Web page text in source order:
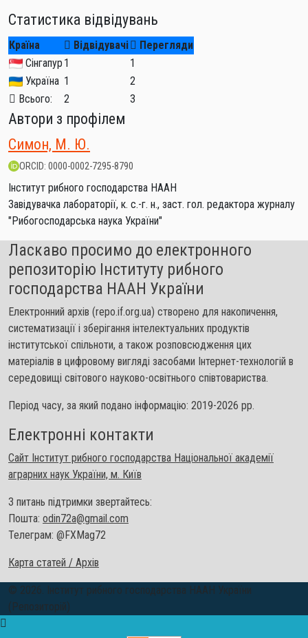
Статистика відвідувань
Країна Відвідувачі
Перегляди
Сінгапур 1
1
Україна 1
2
Всього:
2 3
Автори з профілем
Симон, М. Ю.
ORCID: 0000-0002-7295-8790
Інститут рибного господарства НААН
Завідувачка лабораторії, к. с.-г. н., заст. гол. редактора журналу
"Рибогосподарська наука України"
Ласкаво просимо до електронного
репозиторію Інституту рибного
господарства НААН України
Електронний архів (repo.if.org.ua) створено для накопичення,
систематизації і зберігання інтелектуальних продуктів
інститутської спільноти, а також розповсюдження цих
матеріалів в цифровому вигляді засобами Інтернет-технологій в
середовищі світового науково-освітнього співтовариства.
Період часу, за який подано інформацію: 2019-2026 рр.
Електронні контакти
Сайт Інститут рибного господарства Національної академії
аграрних наук України, м. Київ
З питань підтримки звертайтесь:
Пошта: odin72a@gmail.com
Телеграм: @FXMag72
Карта статей / Архів
© 2026. Інститут рибного господарства НААН України
(Репозиторій)